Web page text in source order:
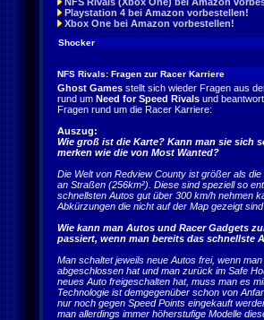
Playstation 4 bei Amazon vorbestellen!
Xbox One bei Amazon vorbestellen!
Shocker
NFS Rivals: Fragen zur Racer Karriere
Ghost Games stellt sich wieder Fragen aus
rund um Need for Speed Rivals und
Fragen rund um die Racer Karriere:
Auszug:
Wie groß ist die Karte? Kann man sie sich
merken wie die von Most Wanted?
Die Welt von Redview County ist größer als
an Straßen (256km²). Diese sind speziell so
schnellsten Autos gut über 300 km/h nehmen
Abkürzungen die nicht auf der Map gezeigt
Wie kann man Autos und Racer Gadgets
passiert, wenn man bereits das schnellste
Man schaltet jeweils neue Autos frei, wenn
abgeschlossen hat und man zurück im Safe
neues Auto freigeschalten hat, muss man es
Technologie ist demgegenüber schon von
nur noch gegen Speed Points eingekauft
man allerdings immer höherstufige Modelle